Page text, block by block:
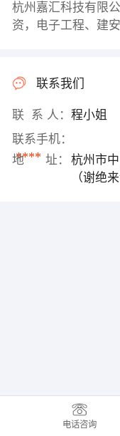
杭州嘉汇科技有限
资，电子工程、建
联系我们
联 系 人： 程小姐
联系手机：
****
地 址：
杭州市
（谢绝
电话咨询